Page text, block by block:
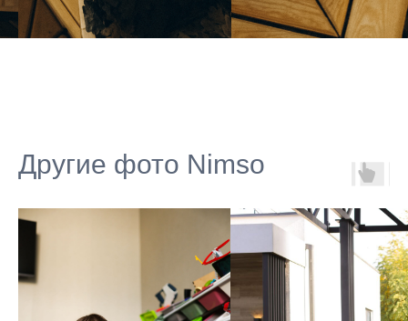
Другие фото Nimso